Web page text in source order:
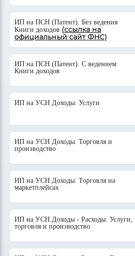
ИП на ПСН (Патент). Без ведения
Книги доходов (ссылка на
официальный сайт ФНС)
ИП на ПСН (Патент). С ведением
Книги доходов
ИП на УСН Доходы. Услуги
ИП на УСН Доходы. Торговля и
производство
ИП на УСН Доходы. Торговля на
маркетплейсах
ИП на УСН Доходы - Расходы. Услуги,
торговля и производство